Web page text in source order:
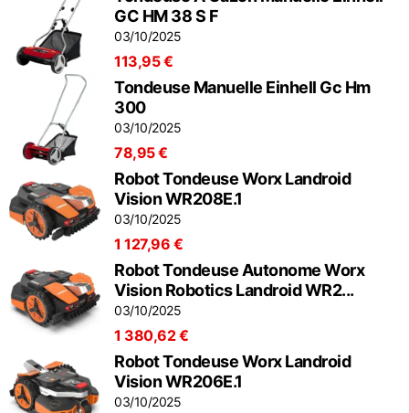
GC HM 38 S F
03/10/2025
113,95 €
Tondeuse Manuelle Einhell Gc Hm
300
03/10/2025
78,95 €
Robot Tondeuse Worx Landroid
Vision WR208E.1
03/10/2025
1 127,96 €
Robot Tondeuse Autonome Worx
Vision Robotics Landroid WR2...
03/10/2025
1 380,62 €
Robot Tondeuse Worx Landroid
Vision WR206E.1
03/10/2025